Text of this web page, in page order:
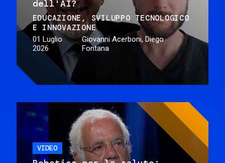
dell'AI?
EDUCAZIONE
SVILUPPO TECNOLOGICO
E INNOVAZIONE
01 Luglio
2026
Giovanni Acerboni, Diego
Fontana
VIDEO